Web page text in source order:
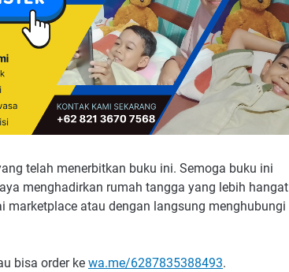
telah menerbitkan buku ini. Semoga buku ini
menghadirkan rumah tangga yang lebih hangat
atau dengan langsung menghubungi
bisa order ke wa.me/6287835388493.